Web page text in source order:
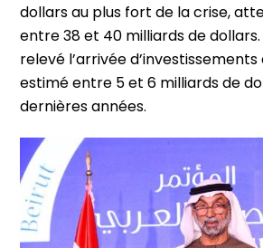
dollars au plus fort de la crise,
entre 38 et 40 milliards de
relevé l’arrivée
estimé entre 5 et 6 milliards de
dernières années.